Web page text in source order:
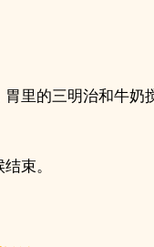
里的三明治和牛奶
束。